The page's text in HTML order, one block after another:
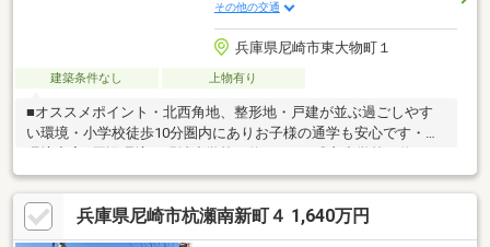
その他の交通
兵庫県尼崎市東大物町１
建築条件なし 上物有り
■オススメポイント・北西角地、整形地・戸建が並ぶ過ごしやす
い環境・小学校徒歩10分圏内にありお子様の通学も安心です・住
ｍ・セブンイレブン阪神大物駅南駅店 約155ｍ・ファミリーマ
ート尼崎初島町店 約660ｍ・マックスバリューエクスプレス大
物店 約201ｍ・業務スーパー尼崎杭瀬店 約628ｍ・尼崎大物郵
便局 約294ｍ
兵庫県尼崎市杭瀬南新町４ 1,640万円